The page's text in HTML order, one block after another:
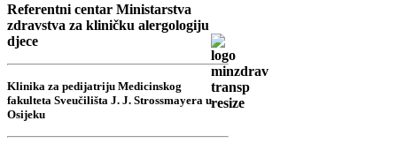
Referentni centar Ministarstva
zdravstva za kliničku alergologiju
djece
Klinika za pedijatriju Medicinskog
fakulteta Sveučilišta J. J. Strossmayera u
Osijeku